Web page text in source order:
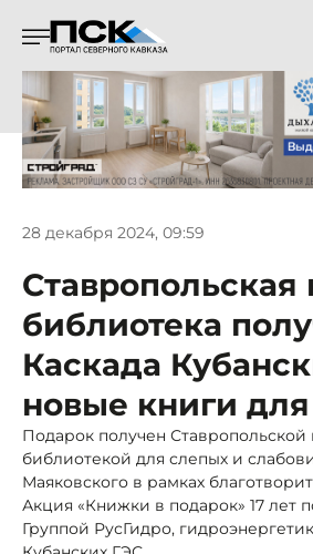
28 декабря 2024, 09:59
Ставропольская
библиотека
Каскада
новые книги
Подарок получен Ставропольской
библиотекой для слепых и
Маяковского в рамках
Акция «Книжки в подарок» 17 лет
Группой РусГидро,